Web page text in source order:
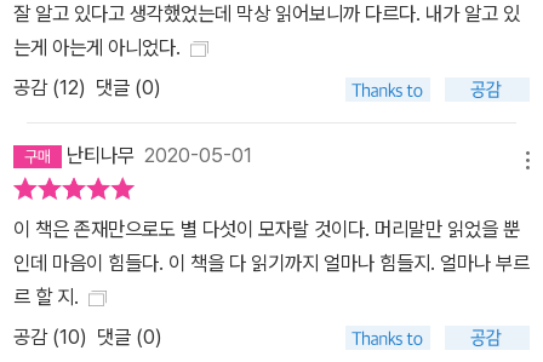
잘 알고 있다고 생각했었는데 막상 읽어보니까 다르다. 내가 알고 있
는게 아는게 아니었다.
공감 (12) 댓글 (0)
난티나무 2020-05-01
이 책은 존재만으로도 별 다섯이 모자랄 것이다. 머리말만 읽었을 뿐
인데 마음이 힘들다. 이 책을 다 읽기까지 얼마나 힘들지. 얼마나 부르
르 할 지.
공감 (10) 댓글 (0)